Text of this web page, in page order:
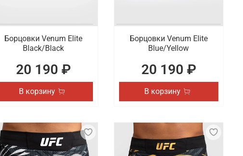
Борцовки Venum Elite
Black/Black
20 190 ₽
В корзину
Борцовки Venum Elite
Blue/Yellow
20 190 ₽
В корзину